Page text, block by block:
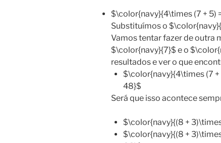
$\color{navy}{4\times (7 + 5)
Substituímos o
Vamos tentar fazer de outra
$\color{navy}{7}$ e o
resultados e ver o que
$\color{navy}{4\times (7 +
48}$
Será que isso acontece
$\color{navy}{(8 +
$\color{navy}{(8 +